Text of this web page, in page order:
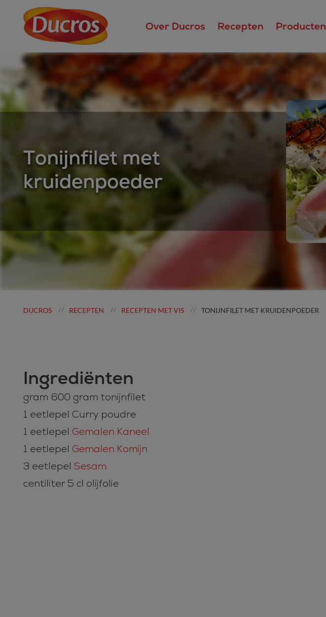
Over Ducros Recepten Producten
Tonijnfilet met
kruidenpoeder
DUCROS // RECEPTEN // RECEPTEN MET VIS // TONIJNFILET MET KRUIDENPOEDER
Ingrediënten
gram 600 gram tonijnfilet
1 eetlepel Curry poudre
1 eetlepel Gemalen Kaneel
1 eetlepel Gemalen Komijn
3 eetlepel Sesam
centiliter 5 cl olijfolie